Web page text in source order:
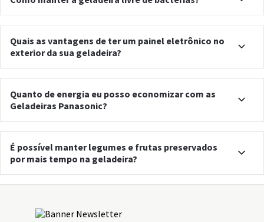
Quais as vantagens de ter um painel eletrônico no
exterior da sua geladeira?
Quanto de energia eu posso economizar com as
Geladeiras Panasonic?
É possível manter legumes e frutas preservados
por mais tempo na geladeira?